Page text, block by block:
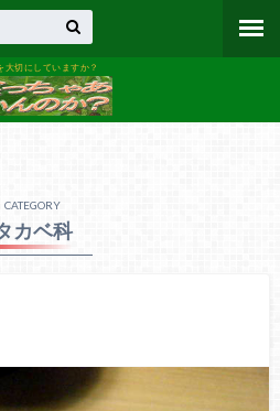
大切にしていますか？
CATEGORY
カベ科